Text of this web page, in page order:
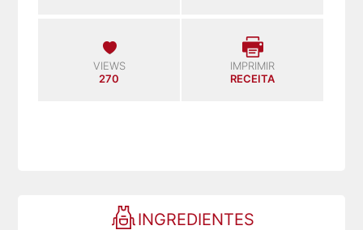
VIEWS
270
IMPRIMIR
RECEITA
INGREDIENTES